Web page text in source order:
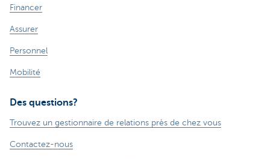
Financer
Assurer
Personnel
Mobilité
Des questions?
Trouvez un gestionnaire de relations près de chez vous
Contactez-nous